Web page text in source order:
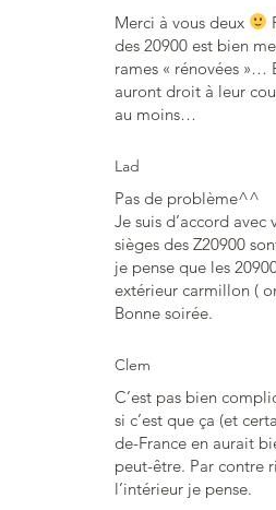
Merci à vous deux
des 20900 est bien
rames « rénovées »…
auront droit à leur
au moins…
Lad
Pas de problème^^
Je suis d’accord avec
sièges des Z20900
je pense que les
extérieur carmillon (
Bonne soirée.
Clem
C’est pas bien
si c’est que ça (et
de-France en aurait
peut-être. Par contre
l’intérieur je pense.